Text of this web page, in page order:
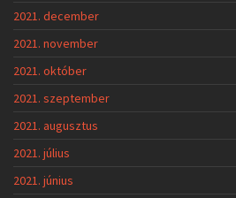
2021. december
2021. november
2021. október
2021. szeptember
2021. augusztus
2021. július
2021. június